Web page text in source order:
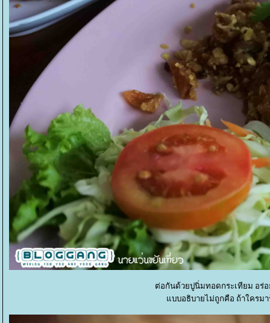
ต่อกันด้วยปูนิ่มทอดกระเทียม อร่
บบอธิบายไม่ถูกคือ ถ้าใครม